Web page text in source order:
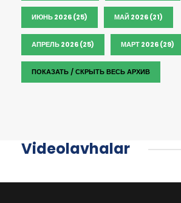
ИЮНЬ 2026 (25) МАЙ 2026 (21)
АПРЕЛЬ 2026 (25) МАРТ 2026 (29)
ПОКАЗАТЬ / СКРЫТЬ ВЕСЬ АРХИВ
Videolavhalar